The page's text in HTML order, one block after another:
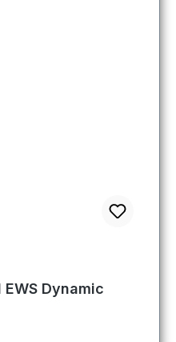
von 4.89 von 5 Sternen
Dynamic